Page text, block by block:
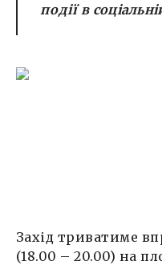
подіїв
Захід триватиме
(18.00 – 20.00) на